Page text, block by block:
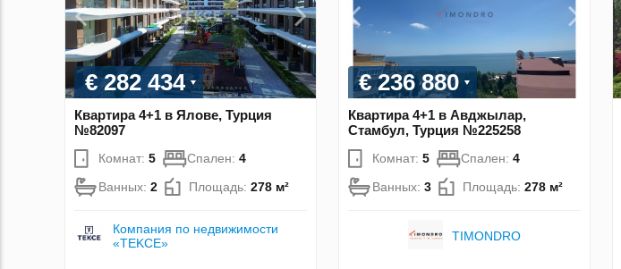
€ 282 434
Квартира 4+1 в Ялове, Турция
№82097
Комнат: 5 Спален: 4
Ванных: 2 Площадь: 278 м²
Компания по недвижимости
«TEKCE»
€ 236 880
Квартира 4+1 в Авджылар,
Стамбул, Турция №225258
Комнат: 5 Спален: 4
Ванных: 3 Площадь: 278 м²
TIMONDRO